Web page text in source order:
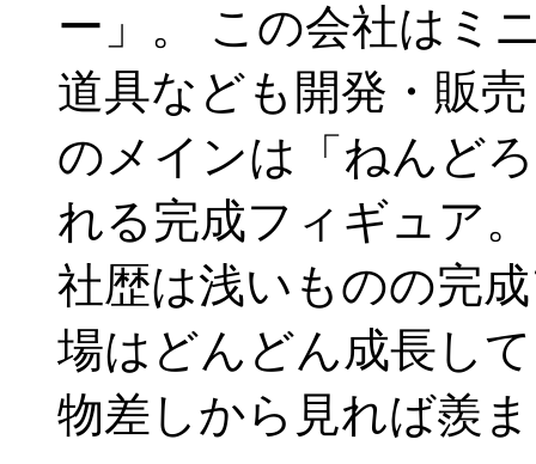
ー」。 この会社はミ
道具なども開発・販
のメインは「ねんど
れる完成フィギュア。
社歴は浅いものの完
場はどんどん成長し
物差しから見れば羨